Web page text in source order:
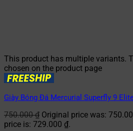
This product has multiple variants.
chosen on the product page
Giày Bóng Đá Mercurial Superfly 9
750.000₫ Original price was:
price is: 729.000 ₫.